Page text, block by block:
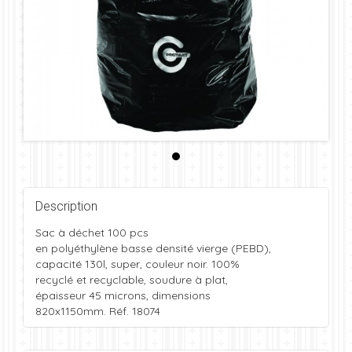
Description
Sac à déchet 100 pcs
en polyéthylène basse densité vierge (PEBD),
capacité 130l, super, couleur noir. 100%
recyclé et recyclable, soudure à plat,
épaisseur 45 microns, dimensions
820x1150mm. Réf. 18074